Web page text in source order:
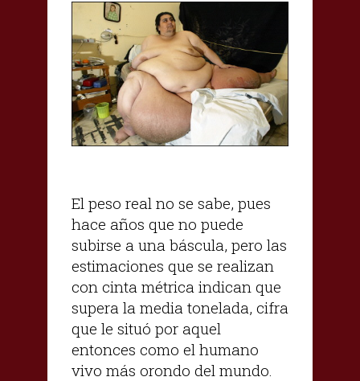
El peso real no se sabe, pues
hace años que no puede
subirse a una báscula, pero las
estimaciones que se realizan
con cinta métrica indican que
supera la media tonelada, cifra
que le situó por aquel
entonces como el humano
vivo más orondo del mundo.